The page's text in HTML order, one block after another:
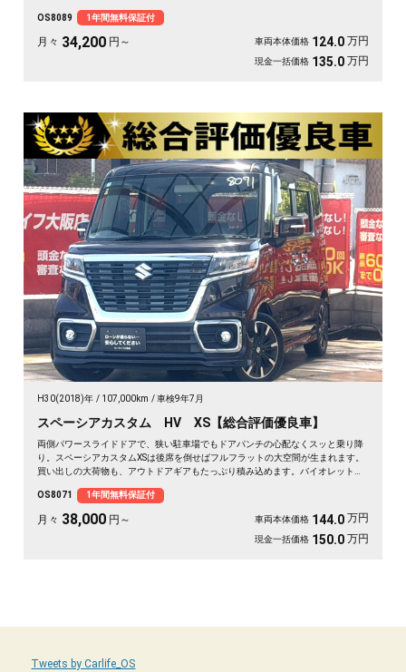
の遠出に、心地よい空間が待っています🎵 快適な毎日をこの一台から。《1年保
証付》で安心のカーライフを👍✨
OS8089 1年間無料保証付
月々 34,200 円～ 車両本体価格 124.0 万円
現金一括価格 135.0 万円
H30(2018)年 107,000km 車検9年7月
スペーシアカスタム HV XS【総合評価優良車】
両側パワースライドドアで、狭い駐車場でもドアパンチの心配なくスッと乗り降
り。スペーシアカスタムXSは後席を倒せばフルフラットの大空間が生まれます。
買い出しの大荷物も、アウトドアギアもたっぷり積み込めます。バイオレットの
クテーブルで、長距離移動も快適に過ごせます。休日の遠出が待ち遠しくなりま
すよ。安心してお乗りいただける《1年保証付》です🚗✨💺🙌😊
OS8071 1年間無料保証付
月々 38,000 円～ 車両本体価格 144.0 万円
現金一括価格 150.0 万円
Tweets by Carlife_OS